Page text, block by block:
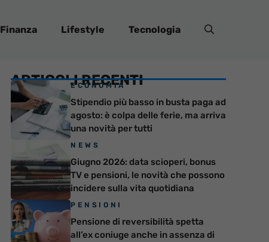
Finanza Lifestyle Tecnologia
ARTICOLI RECENTI
ECONOMIA
Stipendio più basso in busta paga ad
agosto: è colpa delle ferie, ma arriva
una novità per tutti
NEWS
Giugno 2026: data scioperi, bonus
TV e pensioni, le novità che possono
incidere sulla vita quotidiana
PENSIONI
Pensione di reversibilità spetta
all’ex coniuge anche in assenza di